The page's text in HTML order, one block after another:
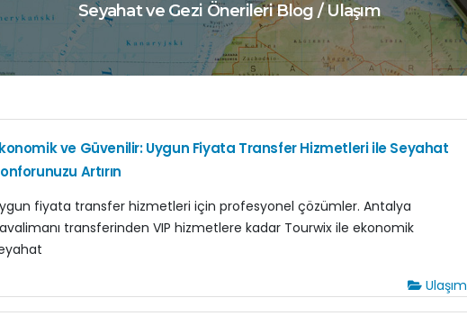
Seyahat ve Gezi Önerileri Blog / Ulaşım
ve Güvenilir: Uygun Fiyata Transfer Hizmetleri ile Seyahat
Artırın
fiyata transfer hizmetleri için profesyonel çözümler. Antalya
transferinden VIP hizmetlere kadar Tourwix ile ekonomik
Ulaşım